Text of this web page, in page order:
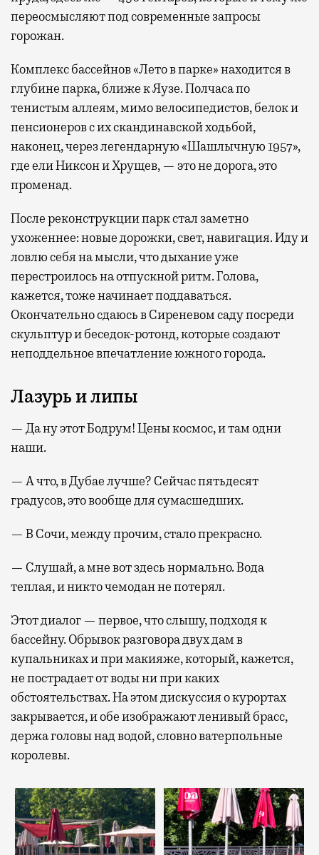
переосмысляют под современные запросы
горожан.
Комплекс бассейнов «Лето в парке» находится в
глубине парка, ближе к Яузе. Полчаса по
тенистым аллеям, мимо велосипедистов, белок и
пенсионеров с их скандинавской ходьбой,
наконец, через легендарную «Шашлычную 1957»,
где ели Никсон и Хрущев, — это не дорога, это
променад.
После реконструкции парк стал заметно
ухоженнее: новые дорожки, свет, навигация. Иду и
ловлю себя на мысли, что дыхание уже
перестроилось на отпускной ритм. Голова,
кажется, тоже начинает поддаваться.
Окончательно сдаюсь в Сиреневом саду посреди
скульптур и беседок-ротонд, которые создают
неподдельное впечатление южного города.
Лазурь и липы
— Да ну этот Бодрум! Цены космос, и там одни
наши.
— А что, в Дубае лучше? Сейчас пятьдесят
градусов, это вообще для сумасшедших.
— В Сочи, между прочим, стало прекрасно.
— Слушай, а мне вот здесь нормально. Вода
теплая, и никто чемодан не потерял.
Этот диалог — первое, что слышу, подходя к
бассейну. Обрывок разговора двух дам в
купальниках и при макияже, который, кажется,
не пострадает от воды ни при каких
обстоятельствах. На этом дискуссия о курортах
закрывается, и обе изображают ленивый брасс,
держа головы над водой, словно ватерпольные
королевы.